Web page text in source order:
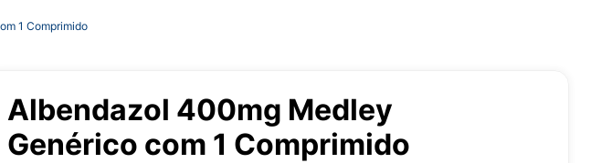
1 Comprimido
Albendazol 400mg Medley
Genérico com 1 Comprimido